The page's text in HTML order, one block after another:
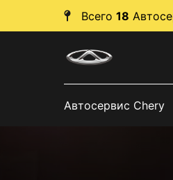
Всего 18
Автосервис Chery